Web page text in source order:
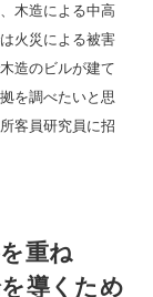
木造による中高
火災による被害
造のビルが建て
を調べたいと思
客員研究員に招
重ね
導くため